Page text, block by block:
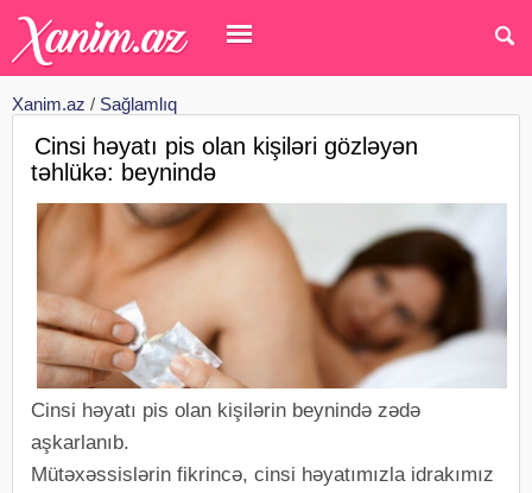
Xanim.az / Sağlamlıq
Cinsi həyatı pis olan kişiləri gözləyən
təhlükə: beynində
Cinsi həyatı pis olan kişilərin beynində zədə
aşkarlanıb.
Mütəxəssislərin fikrincə, cinsi həyatımızla idrakımız